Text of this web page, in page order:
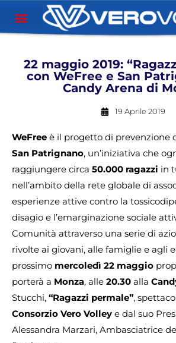
22 maggio 2019:
con WeFree e San
Candy Arena di
19 Aprile 2019
WeFree è il progetto di prevenzione
San Patrignano, un’iniziativa che
raggiungere circa 50.000 ragazzi in
nell’ambito della rete globale di
esperienze attive contro la
disagio e l’emarginazione sociale
Comunità attraverso una serie di
rivolte ai giovani, alle famiglie e agli
prossimo mercoledì 22 maggio
porterà a Monza, alle 20.30 alla
Stucchi, “Ragazzi permale”,
Consorzio Vero Volley e dal suo
Alessandra Marzari, Ambasciatrice